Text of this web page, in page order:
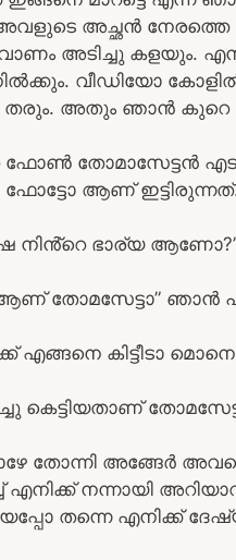
അച്ഛൻ നേരത്തെ
അടിച്ചു കളയും.
വീഡിയോ
അതും ഞാൻ കുറെ
ഫോൺ തോമാസേട്ടൻ
ആണ്
നിൻ്റെ ഭാര്യ
തോമസേട്ടാ” ഞാൻ
എങ്ങനെ കിട്ടീടാ
കെട്ടിയതാണ്
തോന്നി അങ്ങേർ
എനിക്ക് നന്നായി
തന്നെ എനിക്ക്